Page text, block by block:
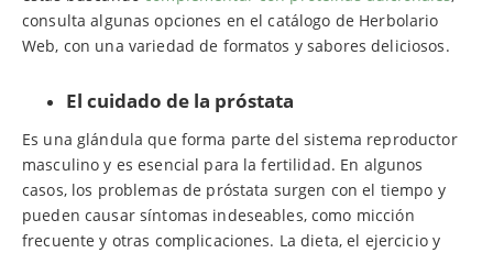
consulta algunas opciones en el catálogo de Herbolario
Web, con una variedad de formatos y sabores deliciosos.
El cuidado de la próstata
Es una glándula que forma parte del sistema reproductor
masculino y es esencial para la fertilidad. En algunos
casos, los problemas de próstata surgen con el tiempo y
pueden causar síntomas indeseables, como micción
frecuente y otras complicaciones. La dieta, el ejercicio y